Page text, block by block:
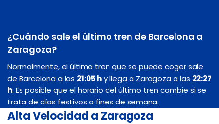
¿Cuándo sale el último tren de Barcelona a
Zaragoza?
Normalmente, el último tren que se puede coger sale
de Barcelona a las 21:05 hy llega a Zaragoza a las 22:27
h. Es posible que el horario del último tren cambie si se
trata de días festivos o fines de semana.
Alta Velocidad a Zaragoza